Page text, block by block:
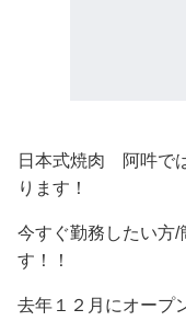
日本式焼肉 阿吽で
ります！
今すぐ勤務したい
す！！
去年１２月にオープ